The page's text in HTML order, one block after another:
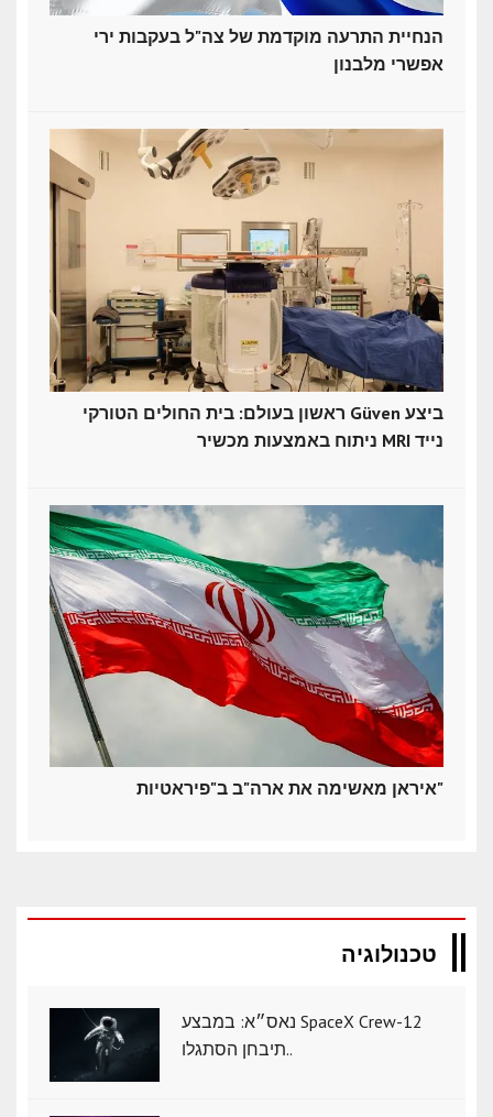
הנחיית התרעה מוקדמת של צה"ל בעקבות ירי
אפשרי מלבנון
ראשון בעולם: בית החולים הטורקי Güven ביצע
ניתוח באמצעות מכשיר MRI נייד
איראן מאשימה את ארה"ב ב"פיראטיות"
טכנולוגיה
נאס״א: במבצע SpaceX Crew-12
תיבחן הסתגלו..